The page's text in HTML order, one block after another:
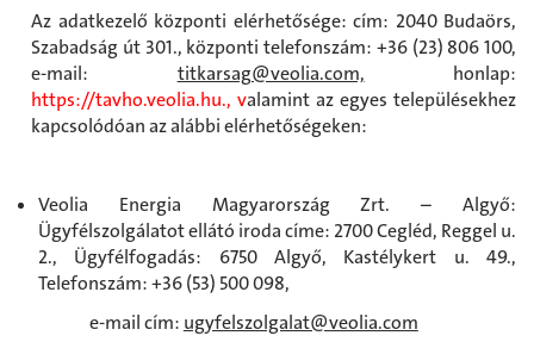
Az adatkezelő központi elérhetősége: cím: 2040 Budaörs,
Szabadság út 301., központi telefonszám: +36 (23) 806 100,
e-mail: titkarsag@veolia.com, honlap:
https://tavho.veolia.hu., valamint az egyes településekhez
kapcsolódóan az alábbi elérhetőségeken:
Veolia Energia Magyarország Zrt. – Algyő:
Ügyfélszolgálatot ellátó iroda címe: 2700 Cegléd, Reggel u.
2., Ügyfélfogadás: 6750 Algyő, Kastélykert u. 49.,
Telefonszám: +36 (53) 500 098,
e-mail cím: ugyfelszolgalat@veolia.com